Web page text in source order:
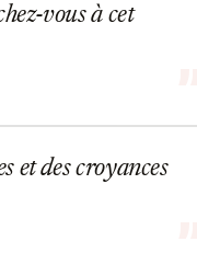
vous à cet
et des croyances